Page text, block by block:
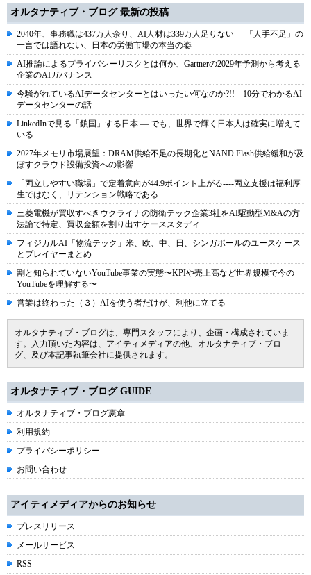
オルタナティブ・ブログ 最新の投稿
2040年、事務職は437万人余り、AI人材は339万人足りない----「人手不足」の
一言では語れない、日本の労働市場の本当の姿
AI推論によるプライバシーリスクとは何か、Gartnerの2029年予測から考える
企業のAIガバナンス
今騒がれているAIデータセンターとはいったい何なのか?!! 10分でわかるAI
データセンターの話
LinkedInで見る「鎖国」する日本 ― でも、世界で輝く日本人は確実に増えて
いる
2027年メモリ市場展望：DRAM供給不足の長期化とNAND Flash供給緩和が及
ぼすクラウド設備投資への影響
「両立しやすい職場」で定着意向が44.9ポイント上がる----両立支援は福利厚
生ではなく、リテンション戦略である
三菱電機が買収すべきウクライナの防衛テック企業3社をAI駆動型M&Aの方
法論で特定、買収金額を割り出すケーススタディ
フィジカルAI「物流テック」米、欧、中、日、シンガポールのユースケース
とプレイヤーまとめ
割と知られていないYouTube事業の実態〜KPIや売上高など世界規模で今の
YouTubeを理解する〜
営業は終わった（３）AIを使う者だけが、利他に立てる
オルタナティブ・ブログは、専門スタッフにより、企画・構成されていま
す。入力頂いた内容は、アイティメディアの他、オルタナティブ・ブロ
グ、及び本記事執筆会社に提供されます。
オルタナティブ・ブログ GUIDE
オルタナティブ・ブログ憲章
利用規約
プライバシーポリシー
お問い合わせ
アイティメディアからのお知らせ
プレスリリース
メールサービス
RSS